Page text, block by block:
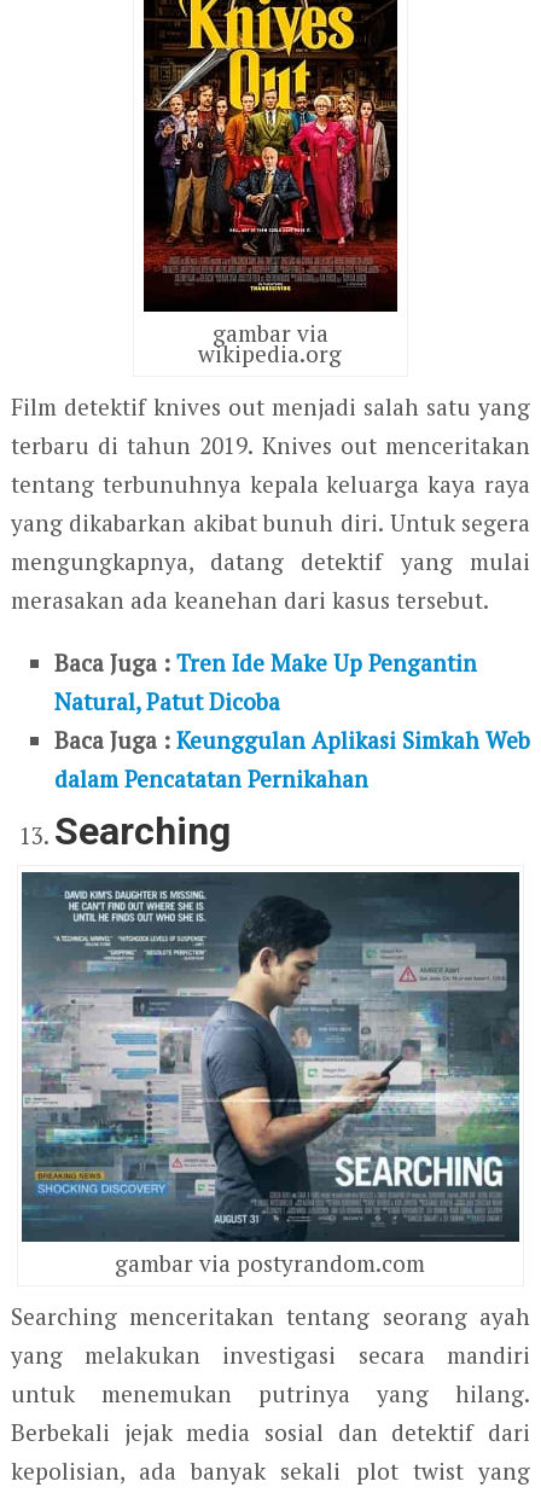
gambar via
wikipedia.org
Film detektif knives out menjadi salah satu yang
terbaru di tahun 2019. Knives out menceritakan
tentang terbunuhnya kepala keluarga kaya raya
yang dikabarkan akibat bunuh diri. Untuk segera
mengungkapnya, datang detektif yang mulai
merasakan ada keanehan dari kasus tersebut.
Baca Juga :Tren Ide Make Up Pengantin
Natural, Patut Dicoba
Baca Juga :Keunggulan Aplikasi Simkah Web
dalam Pencatatan Pernikahan
Searching
gambar via postyrandom.com
Searching menceritakan tentang seorang ayah
yang melakukan investigasi secara mandiri
untuk menemukan putrinya yang hilang.
Berbekali jejak media sosial dan detektif dari
kepolisian, ada banyak sekali plot twist yang